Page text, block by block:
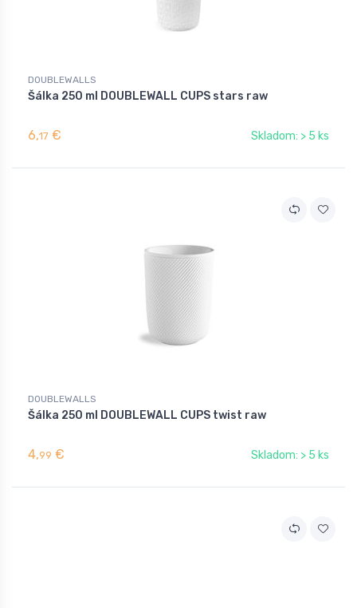
DOUBLEWALLS
Šálka 250 ml DOUBLEWALL CUPS stars raw
6,17 € Skladom: > 5 ks
DOUBLEWALLS
Šálka 250 ml DOUBLEWALL CUPS twist raw
4,99 € Skladom: > 5 ks